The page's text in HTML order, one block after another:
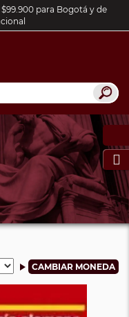
para Bogotá y de
